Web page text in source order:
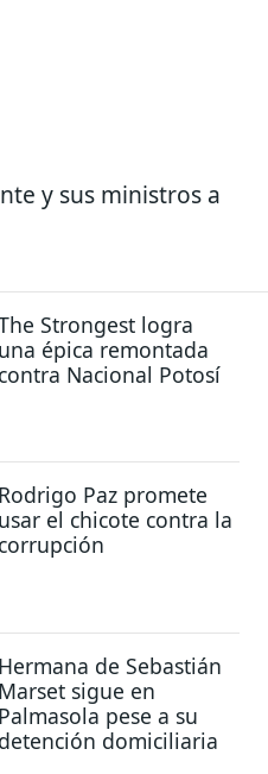
y sus ministros a
Strongest logra
una épica remontada
contra Nacional Potosí
Rodrigo Paz promete
usar el chicote contra la
corrupción
Hermana de Sebastián
Marset sigue en
Palmasola pese a su
detención domiciliaria